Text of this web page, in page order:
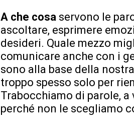
A che cosa servono le
ascoltare, esprimere
desideri. Quale mezzo
comunicare anche con i
sono alla base della
troppo spesso solo per
Trabocchiamo di parole,
perché non le scegliamo